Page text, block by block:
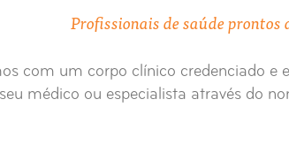
Profissionais de saúde
com um corpo clínico credenciado e
médico ou especialista através do